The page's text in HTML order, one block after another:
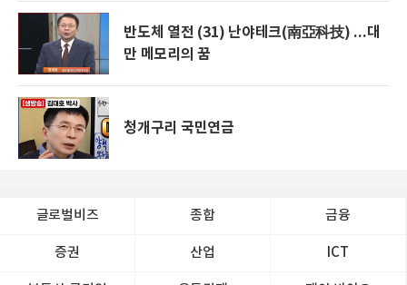
반도체 열전 (31) 난야테크(南亞科技) ...대
만 메모리의 꿈
청개구리 국민연금
글로벌비즈 종합 금융
증권 산업 ICT